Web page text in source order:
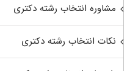
مشاوره انتخاب رشته دکتری
نکات انتخاب رشته دکتری